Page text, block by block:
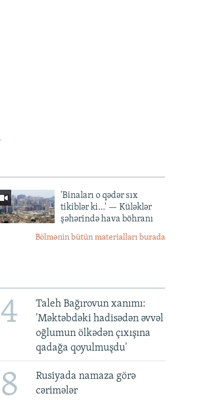
'Binaları o qədər sıx
tikiblər ki...' — Küləklər
şəhərində hava böhranı
Bölmənin bütün materialları burada
4
Taleh Bağırovun xanımı:
'Məktəbdəki hadisədən əvvəl
oğlumun ölkədən çıxışına
qadağa qoyulmuşdu'
8
Rusiyada namaza görə
cərimələr